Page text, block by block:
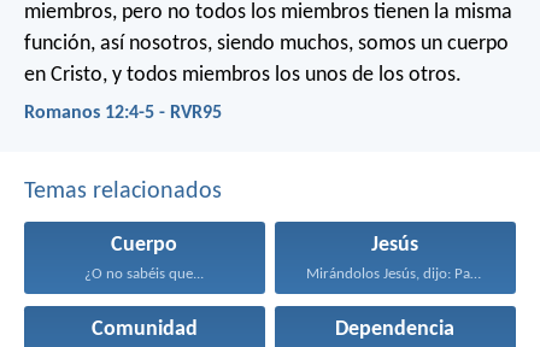
miembros, pero no todos los miembros tienen la misma
función, así nosotros, siendo muchos, somos un cuerpo
en Cristo, y todos miembros los unos de los otros.
Romanos 12:4-5 - RVR95
Temas relacionados
Cuerpo
¿O no sabéis que...
Jesús
Mirándolos Jesús, dijo: Para...
Comunidad Dependencia